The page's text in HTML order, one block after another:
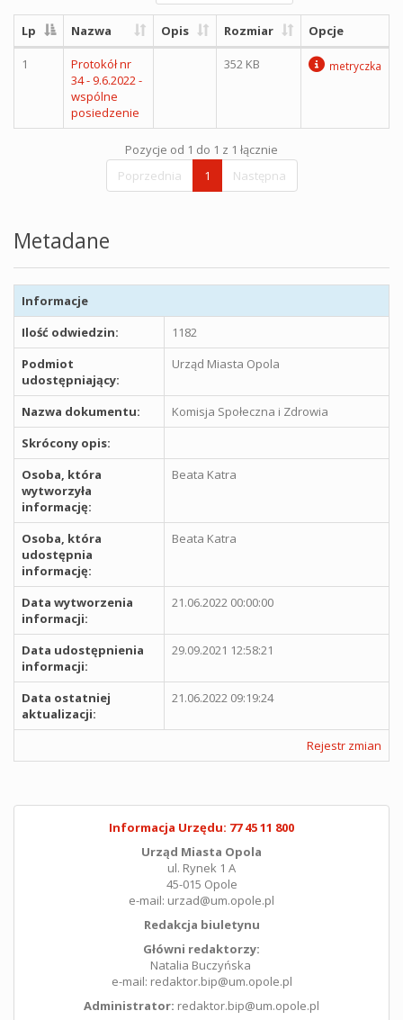
Lp Nazwa Opis Rozmiar Opcje
1
Protokół nr
34 - 9.6.2022 -
wspólne
posiedzenie
352 KB metryczka
Pozycje od 1 do 1 z 1 łącznie
Poprzednia
1 Następna
Metadane
Informacje
Ilość odwiedzin:
1182
Podmiot
udostępniający:
Urząd Miasta Opola
Nazwa dokumentu:
Komisja Społeczna i Zdrowia
Skrócony opis:
Osoba, która
wytworzyła
informację:
Beata Katra
Osoba, która
udostępnia
informację:
Beata Katra
Data wytworzenia
informacji:
21.06.2022 00:00:00
Data udostępnienia
informacji:
29.09.2021 12:58:21
Data ostatniej
aktualizacji:
21.06.2022 09:19:24
Rejestr zmian
Informacja Urzędu: 77 45 11 800
Urząd Miasta Opola
ul. Rynek 1 A
45-015 Opole
e-mail: urzad@um.opole.pl
Redakcja biuletynu
Główni redaktorzy:
Natalia Buczyńska
e-mail: redaktor.bip@um.opole.pl
Administrator: redaktor.bip@um.opole.pl